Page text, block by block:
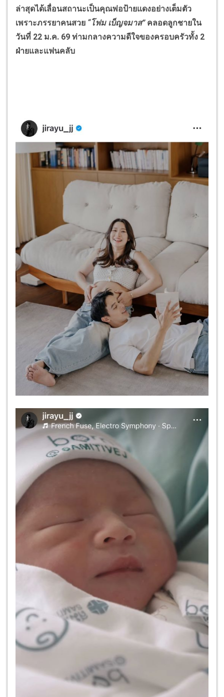
ล่าสุดได้เลื่อนสถานะเป็นคุณพ่อป้ายแดงอย่างเต็มตัว
เพราะภรรยาคนสวย “โฟม เบ็ญจมาส” คลอดลูกชายใน
วันที่ 22 ม.ค. 69 ท่ามกลางความดีใจของครอบครัวทั้ง 2
ฝ่ายและแฟนคลับ